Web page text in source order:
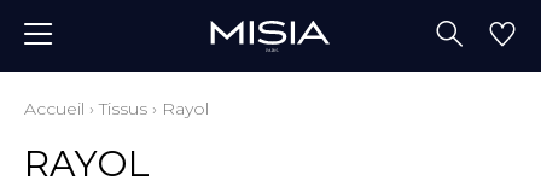
Accueil ›Tissus › Rayol
RAYOL